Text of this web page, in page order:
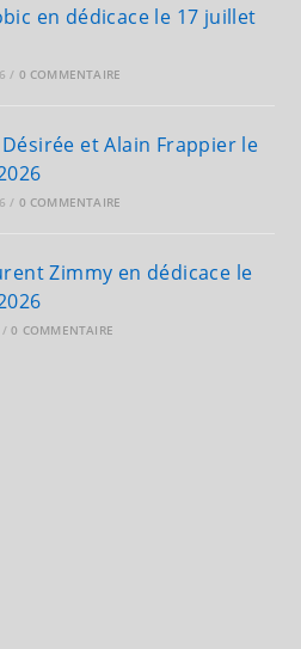
en dédicace le 17 juillet
/ 0 COMMENTAIRE
et Alain Frappier le
/ 0 COMMENTAIRE
Zimmy en dédicace le
/ 0 COMMENTAIRE